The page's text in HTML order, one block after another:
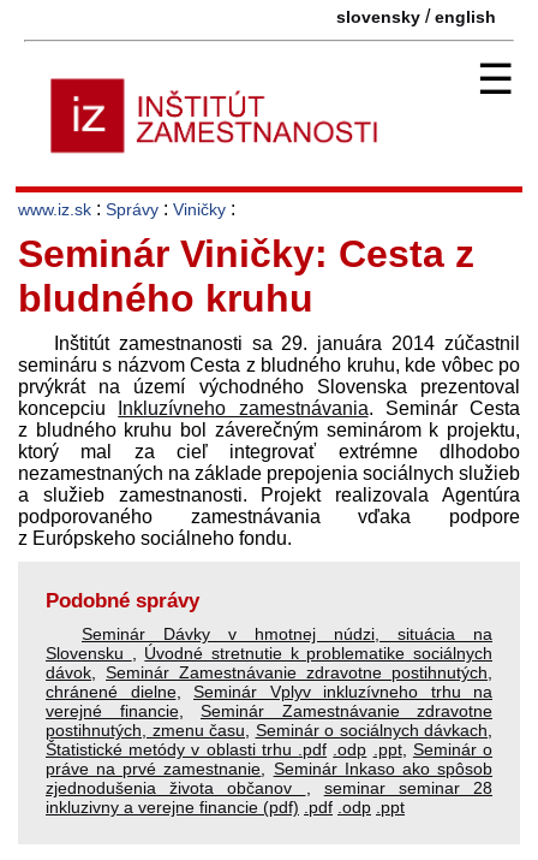
slovensky /english
☰
www.iz.sk : Správy : Viničky :
Seminár Viničky: Cesta z
bludného kruhu
Inštitút zamestnanosti sa 29. januára 2014 zúčastnil
semináru s názvom Cesta z bludného kruhu, kde vôbec po
prvýkrát na území východného Slovenska prezentoval
koncepciu
Inkluzívneho zamestnávania. Seminár Cesta
z bludného kruhu bol záverečným seminárom k projektu,
ktorý mal za cieľ integrovať extrémne dlhodobo
nezamestnaných na základe prepojenia sociálnych služieb
a služieb zamestnanosti. Projekt realizovala Agentúra
podporovaného zamestnávania vďaka podpore
z Európskeho sociálneho fondu.
Podobné správy
Seminár Dávky v hmotnej núdzi, situácia na
Slovensku
Úvodné stretnutie k problematike sociálnych
dávok
Seminár Zamestnávanie zdravotne postihnutých,
chránené dielne, Seminár Vplyv inkluzívneho trhu na
verejné financie, Seminár Zamestnávanie zdravotne
postihnutých, zmenu času
Seminár o sociálnych dávkach
Štatistické metódy v oblasti trhu
.pdf .odp .ppt, Seminár o
práve na prvé zamestnanie
Seminár Inkaso ako spôsob
zjednodušenia života občanov
seminar seminar 28
inkluzivny a verejne financie (pdf)
.pdf .odp .ppt